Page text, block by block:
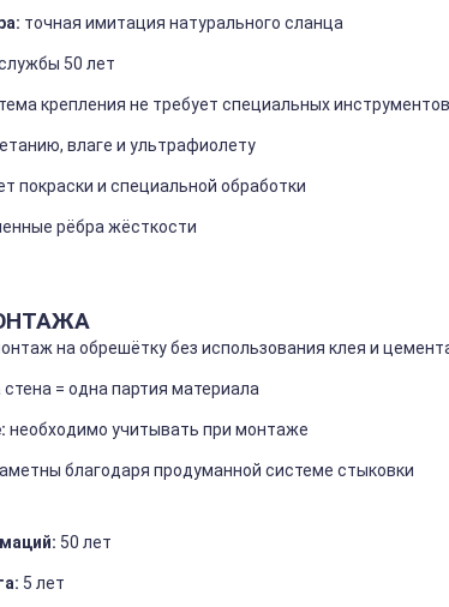
точная имитация натурального сланца
50 лет
крепления не требует специальныхинструментов
влаге и ультрафиолету
покраски и специальной обработки
рёбражёсткости
наобрешёткубез использования клея и
стена = однапартия материала
необходимо учитывать при монтаже
благодаря продуманной системе стыковки
50 лет
5 лет